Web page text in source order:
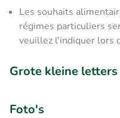
Les souhaits
régimes particuliers
veuillez l'indiquer lors
Grote kleine letters
Foto's